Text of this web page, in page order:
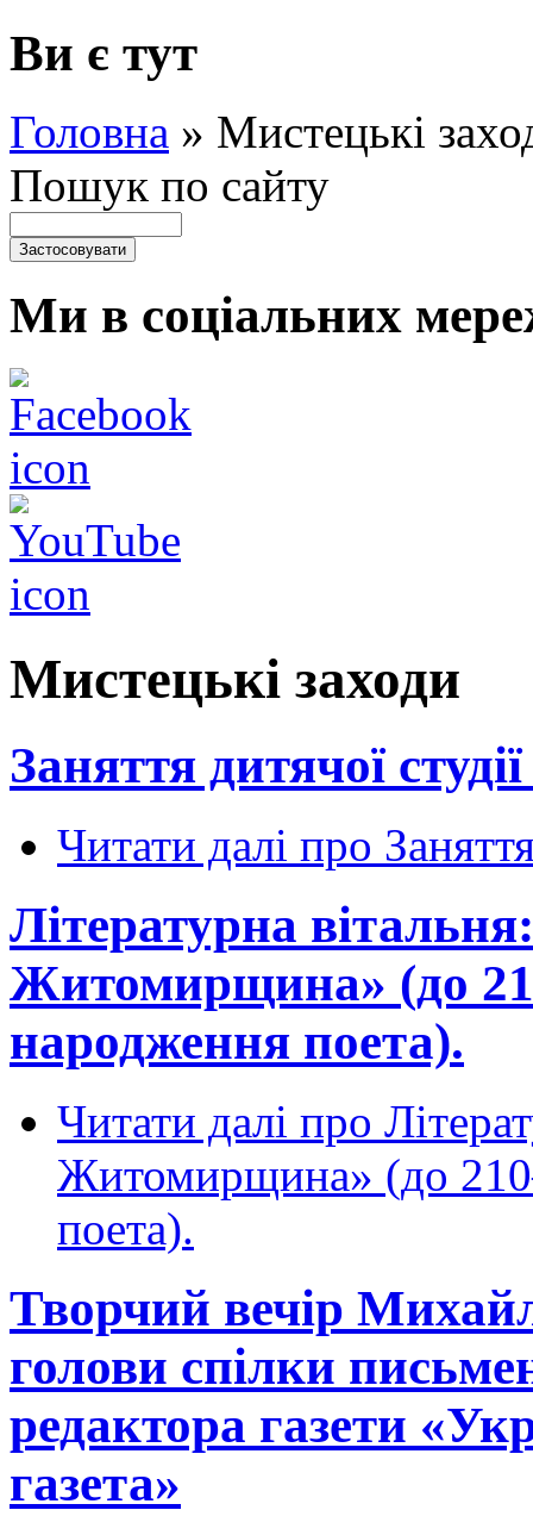
Ви є тут
Головна » Мистецькі
Пошук по сайту
Ми в соціальних
Мистецькі заходи
Заняття дитячої
Читати далі про
Літературна
Житомирщина» (до
народження поета).
Читати далі про
Житомирщина» (до
поета).
Творчий вечір
голови спілки
редактора газети
газета»